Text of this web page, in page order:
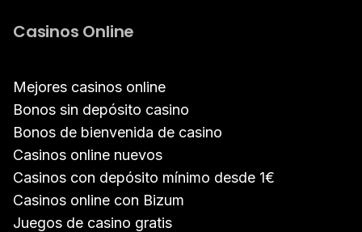
Casinos Online
Mejores casinos online
Bonos sin depósito casino
Bonos de bienvenida de casino
Casinos online nuevos
Casinos con depósito mínimo desde 1€
Casinos online con Bizum
Juegos de casino gratis